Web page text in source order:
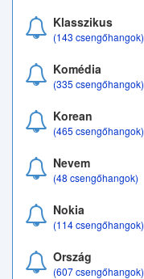
Klasszikus
(143 csengőhangok)
Komédia
(335 csengőhangok)
Korean
(465 csengőhangok)
Nevem
(48 csengőhangok)
Nokia
(114 csengőhangok)
Ország
(607 csengőhangok)